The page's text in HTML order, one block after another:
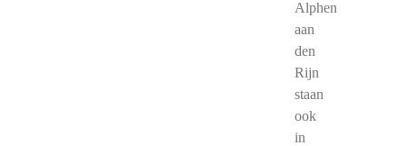
Alphen
aan
den
Rijn
staan
ook
in